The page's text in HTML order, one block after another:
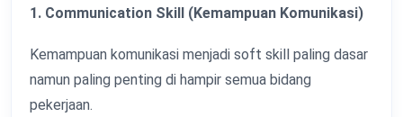
1. Communication Skill (Kemampuan Komunikasi)
Kemampuan komunikasi menjadi soft skill paling dasar
namun paling penting di hampir semua bidang
pekerjaan.